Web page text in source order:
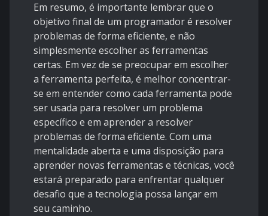
Em resumo, é importante lembrar que o
objetivo final de um programador é resolver
problemas de forma eficiente, e não
simplesmente escolher as ferramentas
certas. Em vez de se preocupar em escolher
a ferramenta perfeita, é melhor concentrar-
se em entender como cada ferramenta pode
ser usada para resolver um problema
específico e em aprender a resolver
problemas de forma eficiente. Com uma
mentalidade aberta e uma disposição para
aprender novas ferramentas e técnicas, você
estará preparado para enfrentar qualquer
desafio que a tecnologia possa lançar em
seu caminho.